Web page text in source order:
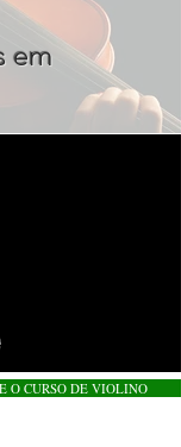
em
O CURSO DE VIOLINO